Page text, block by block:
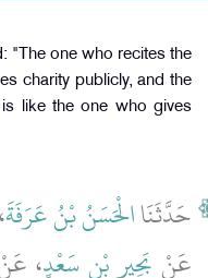
charity publicly, and the
like the one who gives
حَدَّثَنَاالْحَسَنُ بْنُ عَرَفَةَ
عَنْ بَحِيرِ بْنِ سَعْدٍ،